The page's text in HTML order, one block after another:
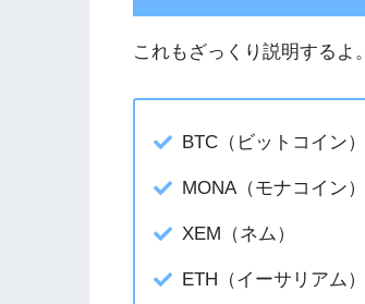
これもざっくり説明するよ。
BTC（ビットコイン）
MONA（モナコイン）
XEM（ネム）
ETH（イーサリアム）